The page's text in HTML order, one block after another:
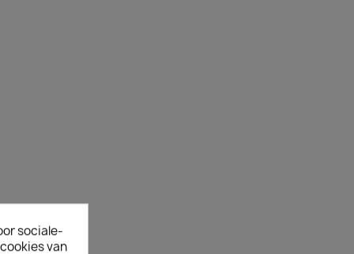
sociale-
van